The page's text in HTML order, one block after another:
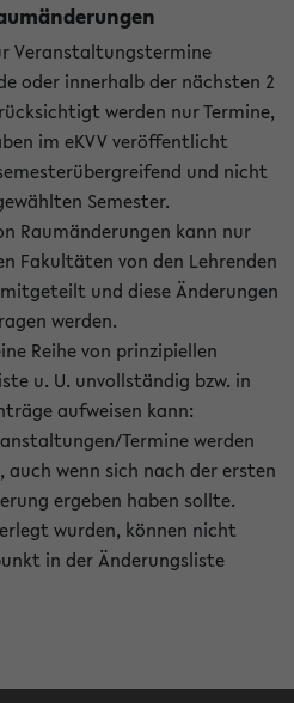
Veranstaltungstermine
oder innerhalb der nächsten 2
werden nur Termine,
im eKVV veröffentlicht
und nicht
Semester.
Raumänderungen kann nur
Fakultäten von den Lehrenden
und diese Änderungen
werden.
Reihe von prinzipiellen
u. U. unvollständig bzw. in
aufweisen kann:
Termine werden
wenn sich nach der ersten
ergeben haben sollte.
wurden, können nicht
in der Änderungsliste